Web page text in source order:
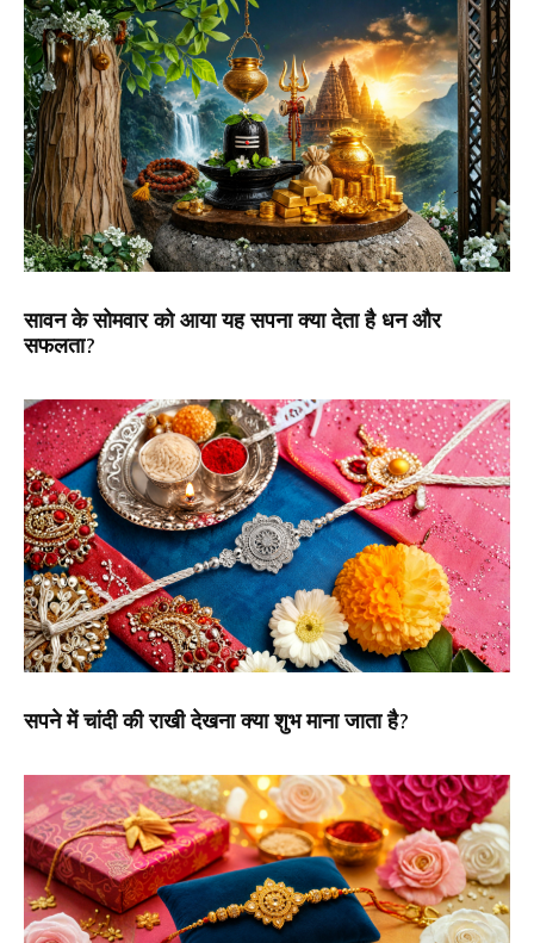
सावन के सोमवार को आया यह सपना क्या देता है धन और
सफलता?
सपने में चांदी की राखी देखना क्या शुभ माना जाता है?